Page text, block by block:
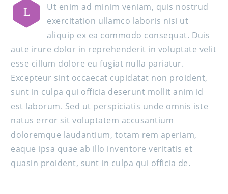
L
Ut enim ad minim veniam, quis nostrud
exercitation ullamco laboris nisi ut
aliquip ex ea commodo consequat. Duis
aute irure dolor in reprehenderit in voluptate velit
esse cillum dolore eu fugiat nulla pariatur.
Excepteur sint occaecat cupidatat non proident,
sunt in culpa qui officia deserunt mollit anim id
est laborum. Sed ut perspiciatis unde omnis iste
natus error sit voluptatem accusantium
doloremque laudantium, totam rem aperiam,
eaque ipsa quae ab illo inventore veritatis et
quasin proident, sunt in culpa qui officia de.